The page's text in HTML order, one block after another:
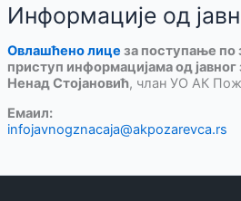
Информације од
Овлашћено лице за поступање по
приступ информацијама од јавног
Ненад Стојановић, члан УО АК
Емаил:
infojavnogznacaja@akpozarevca.rs